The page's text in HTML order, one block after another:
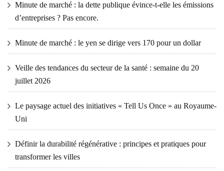
Minute de marché : la dette publique évince-t-elle les émissions
d’entreprises ? Pas encore.
Minute de marché : le yen se dirige vers 170 pour un dollar
Veille des tendances du secteur de la santé : semaine du 20
juillet 2026
Le paysage actuel des initiatives « Tell Us Once » au Royaume-
Uni
Définir la durabilité régénérative : principes et pratiques pour
transformer les villes